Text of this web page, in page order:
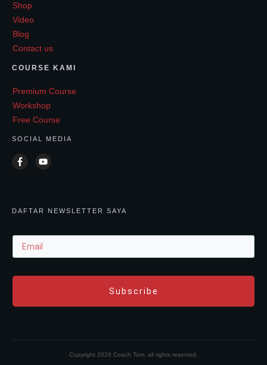
Shop
Video
Blog
Contact us
COURSE KAMI
Premium Course
Workshop
Free Course
SOCIAL MEDIA
DAFTAR NEWSLETTER SAYA
Subscribe
Copyright 2026 Coach Tom, all rights reserved.